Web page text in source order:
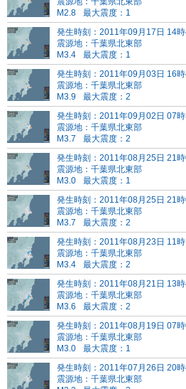
M2.8
最大震度：1
発生時刻：2011年09月17日 14
震源地：千葉県北東部
M3.4
最大震度：1
発生時刻：2011年09月03日 16
震源地：千葉県北東部
M3.9
最大震度：2
発生時刻：2011年09月02日 07
震源地：千葉県北東部
M3.7
最大震度：2
発生時刻：2011年08月25日 21
震源地：千葉県北東部
M3.0
最大震度：1
発生時刻：2011年08月25日 21
震源地：千葉県北東部
M3.7
最大震度：2
発生時刻：2011年08月23日 11
震源地：千葉県北東部
M3.4
最大震度：2
発生時刻：2011年08月21日 13
震源地：千葉県北東部
M3.6
最大震度：2
発生時刻：2011年08月19日 07
震源地：千葉県北東部
M3.0
最大震度：1
発生時刻：2011年07月26日 20
震源地：千葉県北東部